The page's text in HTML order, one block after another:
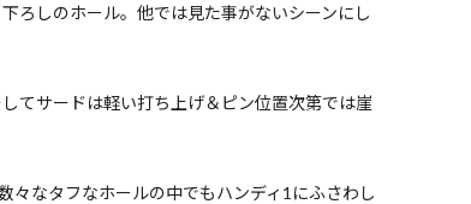
ろしのホール。他では見た事がないシーンにし
てサードは軽い打ち上げ＆ピン位置次第では崖
々なタフなホールの中でもハンディ1にふさわし